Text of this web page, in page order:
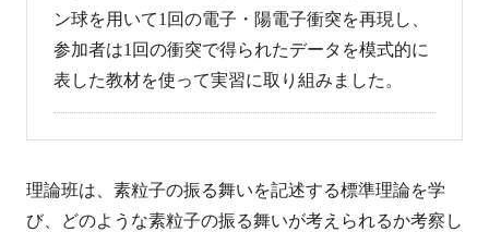
ン球を用いて1回の電子・陽電子衝突を再現し、
参加者は1回の衝突で得られたデータを模式的に
表した教材を使って実習に取り組みました。
理論班は、素粒子の振る舞いを記述する標準理論を学
び、どのような素粒子の振る舞いが考えられるか考察し